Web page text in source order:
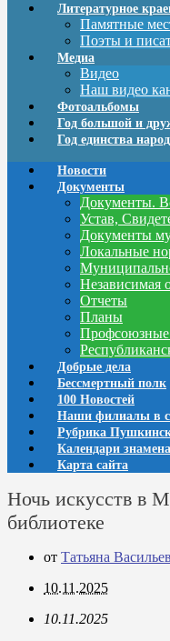
Литературное
Памятные
Поэты и
Медиа
Видео
Наш видео
Фотоальбомы
Год большой и
Год единства
Новости
Документы
Документы.
Устав,
Документы
Локальные
Независимая
Отчеты
Планы
Добрые дела
Бессмертный полк
100 Новостей
Наши филиалы в
Рубрика
Календари
Карта сайта
Ночь искусств в
библиотеке
от Татьяна
10.11.2025
10.11.2025